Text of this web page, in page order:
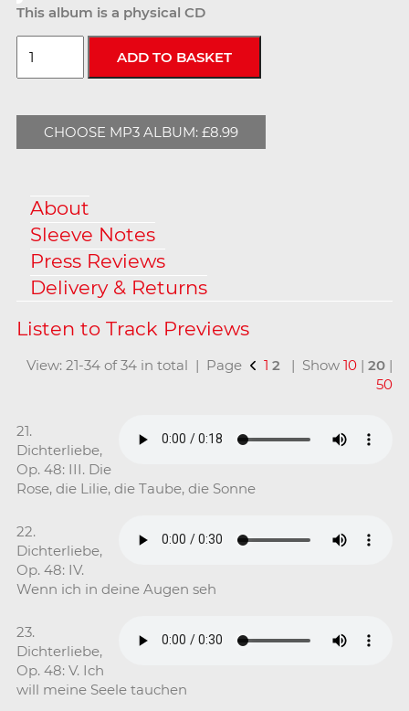
This album is a physical CD
CHOOSE MP3 ALBUM: £8.99
About
Sleeve Notes
Press Reviews
Delivery & Returns
View: 21-34 of 34 in total | Page 1 2 | Show10 |20 |
50
21.
Dichterliebe,
Op. 48: III. Die
Rose, die Lilie, die Taube, die Sonne
22.
Dichterliebe,
Op. 48: IV.
Wenn ich in deine Augen seh
23.
Dichterliebe,
Op. 48: V. Ich
will meine Seele tauchen